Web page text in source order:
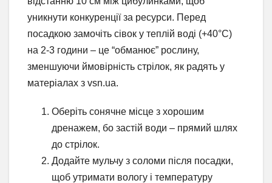
уникнути конкуренції за ресурси. Перед
посадкою замочіть сівок у теплій воді (+40°C)
на 2-3 години – це “обманює” рослину,
зменшуючи ймовірність стрілок, як радять у
матеріалах з vsn.ua.
Оберіть сонячне місце з хорошим
дренажем, бо застій води – прямий шлях
до стрілок.
Додайте мульчу з соломи після посадки,
щоб утримати вологу і температуру